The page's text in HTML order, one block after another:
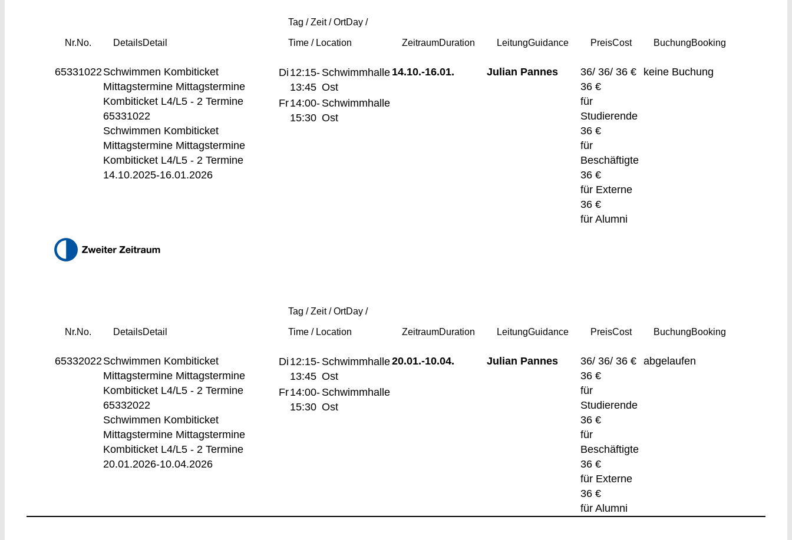
Nr.No. DetailsDetail
Tag / Zeit / OrtDay /
Time / Location ZeitraumDuration LeitungGuidance PreisCost BuchungBooking
65331022Schwimmen Kombiticket
Mittagstermine Mittagstermine
Kombiticket L4/L5 - 2 Termine
65331022
Schwimmen Kombiticket
Mittagstermine Mittagstermine
Kombiticket L4/L5 - 2 Termine
14.10.2025-16.01.2026
Di12:15-
13:45
Schwimmhalle
Ost
Fr14:00-
15:30
Schwimmhalle
Ost
14.10.-16.01. Julian Pannes
36/ 36/ 36 €
36 €
für
Studierende
36 €
für
Beschäftigte
36 €
für Externe
36 €
für Alumni
keine Buchung
Nr.No. DetailsDetail
Tag / Zeit / OrtDay /
Time / Location ZeitraumDuration LeitungGuidance PreisCost BuchungBooking
65332022Schwimmen Kombiticket
Mittagstermine Mittagstermine
Kombiticket L4/L5 - 2 Termine
65332022
Schwimmen Kombiticket
Mittagstermine Mittagstermine
Kombiticket L4/L5 - 2 Termine
20.01.2026-10.04.2026
Di12:15-
13:45
Schwimmhalle
Ost
Fr14:00-
15:30
Schwimmhalle
Ost
20.01.-10.04. Julian Pannes
36/ 36/ 36 €
36 €
für
Studierende
36 €
für
Beschäftigte
36 €
für Externe
36 €
für Alumni
abgelaufen